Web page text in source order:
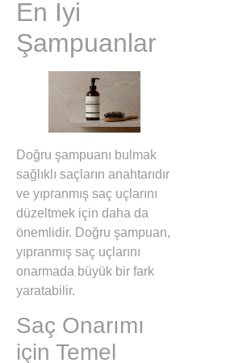
En İyi
Şampuanlar
Doğru şampuanı bulmak
sağlıklı saçların anahtarıdır
ve yıpranmış saç uçlarını
düzeltmek için daha da
önemlidir. Doğru şampuan,
yıpranmış saç uçlarını
onarmada büyük bir fark
yaratabilir.
Saç Onarımı
için Temel